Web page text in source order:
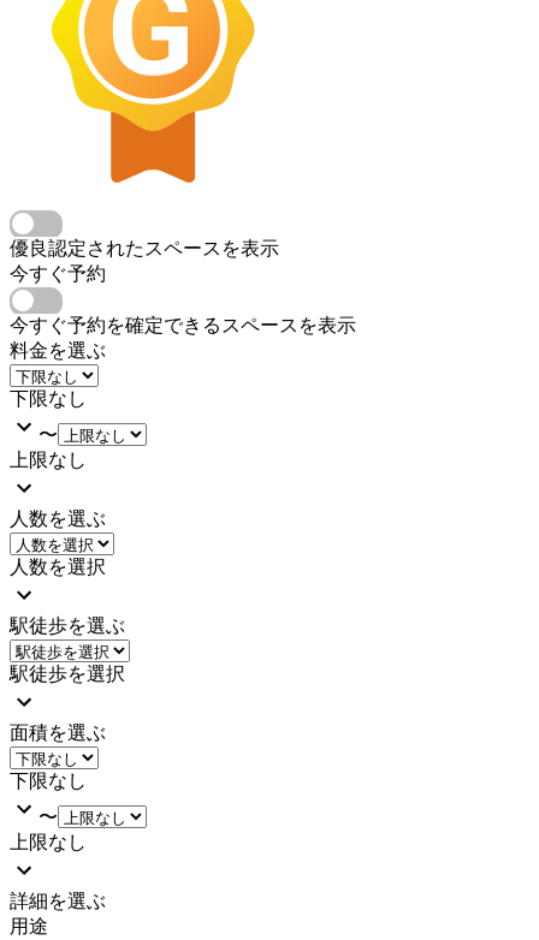
優良認定されたスペースを表示
今すぐ予約
今すぐ予約を確定できるスペースを表示
料金を選ぶ
下限なし
〜
上限なし
人数を選ぶ
人数を選択
駅徒歩を選ぶ
駅徒歩を選択
面積を選ぶ
下限なし
〜
上限なし
詳細を選ぶ
用途